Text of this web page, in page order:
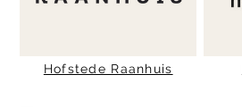
Hofstede Raanhuis